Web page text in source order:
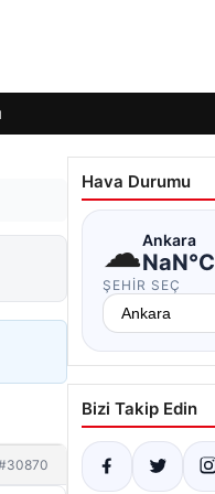
Hava Durumu
☁Ankara
NaN°C
ŞEHIR SEÇ
Bizi Takip Edin